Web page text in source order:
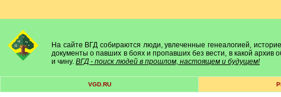
На сайте ВГД собираются люди, увлеченные генеалогией,
документы о павших в боях и пропавших без вести, в какой архив
и чину. ВГД - поиск людей в прошлом, настоящем и будущем!
VGD.RU